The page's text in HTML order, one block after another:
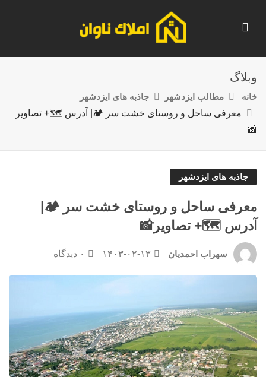
وبلاگ
خانه مطالب ایزدشهر
جاذبه های ایزدشهر
معرفی ساحل و روستای خشت سر 🏕️| آدرس 🗺️+ تصاویر
📸
جاذبه های ایزدشهر
معرفی ساحل و روستای خشت سر 🏕️|
آدرس 🗺️+ تصاویر📸
سهراب احمدیان ۱۴۰۳-۰۲-۱۳ ۰ دیدگاه